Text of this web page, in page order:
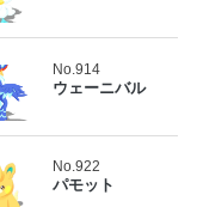
No.914
ウェーニバル
No.922
パモット